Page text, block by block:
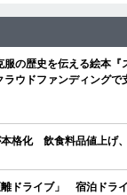
服の歴史を伝える絵本『
ウドファンディングで
本格化 飲食料品値上げ
ドライブ」 宿泊ドラ